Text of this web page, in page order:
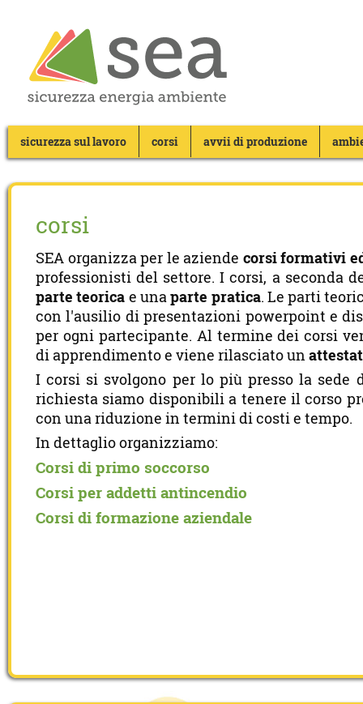
sicurezza sul lavoro corsi avvii di produzione
corsi
SEA organizza per le aziende corsi formativi
professionisti del settore. I corsi, a seconda
parte teorica e unaparte pratica. Le parti
con l'ausilio di presentazioni powerpoint e
per ogni partecipante. Al termine dei corsi
di apprendimento e viene rilasciato un
I corsi si svolgono per lo più presso la sede
richiesta siamo disponibili a tenere il corso
con una riduzione in termini di costi e tempo.
In dettaglio organizziamo:
Corsi di primo soccorso
Corsi per addetti antincendio
Corsi di formazione aziendale